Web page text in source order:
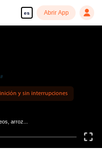
es Abrir App
y sin interrupciones
arroz...